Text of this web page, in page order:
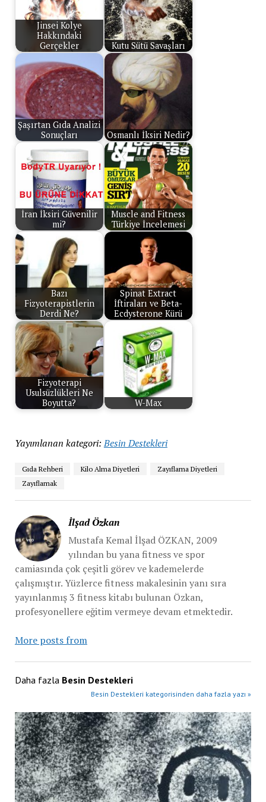
Jinsei Kolye
Hakkındaki
Gerçekler
Kutu Sütü Savaşları
Şaşırtan Gıda Analizi
Sonuçları
Osmanlı İksiri Nedir?
İran İksiri Güvenilir
mi?
Muscle and Fitness
Türkiye İncelemesi
Bazı
Fizyoterapistlerin
Derdi Ne?
Spinat Extract
İftiraları ve Beta-
Ecdysterone Kürü
Fizyoterapi
Usulsüzlükleri Ne
Boyutta?
W-Max
Yayımlanan kategori: Besin Destekleri
Gıda Rehberi Kilo Alma Diyetleri
Zayıflama Diyetleri
Zayıflamak
İlşad Özkan
Mustafa Kemal İlşad ÖZKAN, 2009
yılından bu yana fitness ve spor
camiasında çok çeşitli görev ve kademelerde
çalışmıştır. Yüzlerce fitness makalesinin yanı sıra
yayınlanmış 3 fitness kitabı bulunan Özkan,
profesyonellere eğitim vermeye devam etmektedir.
More posts from
Daha fazla Besin Destekleri
Besin Destekleri kategorisinden daha fazla yazı »